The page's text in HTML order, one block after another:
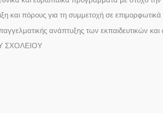
και πόρους για τη συμμετοχή σε
ανάπτυξης των εκπαιδευτικών και
ΣΧΟΛΕΙΟΥ